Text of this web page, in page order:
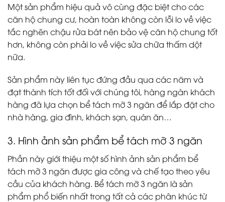
Một sản phẩm hiệu quả vô cùng đặc biệt cho các
căn hộ chung cư, hoàn toàn không còn lỗi lo về việc
tắc nghẽn chậu rửa bát nên bảo vệ căn hộ chung tốt
hơn, không còn phải lo về việc sửa chữa thấm dột
nữa.
Sản phẩm này liên tục đứng đầu qua các năm và
đạt thành tích tốt đối với chúng tôi, hàng ngàn khách
hàng đã lựa chọn bể tách mỡ 3 ngăn để lắp đặt cho
nhà hàng, gia đình, khách sạn, quán ăn…
3. Hình ảnh sản phẩm bể tách mỡ 3 ngăn
Phần này giới thiệu một số hình ảnh sản phẩm bể
tách mỡ 3 ngăn được gia công và chế tạo theo yêu
cầu của khách hàng. Bể tách mỡ 3 ngăn là sản
phẩm phổ biến nhất trong tất cả các phân khúc từ